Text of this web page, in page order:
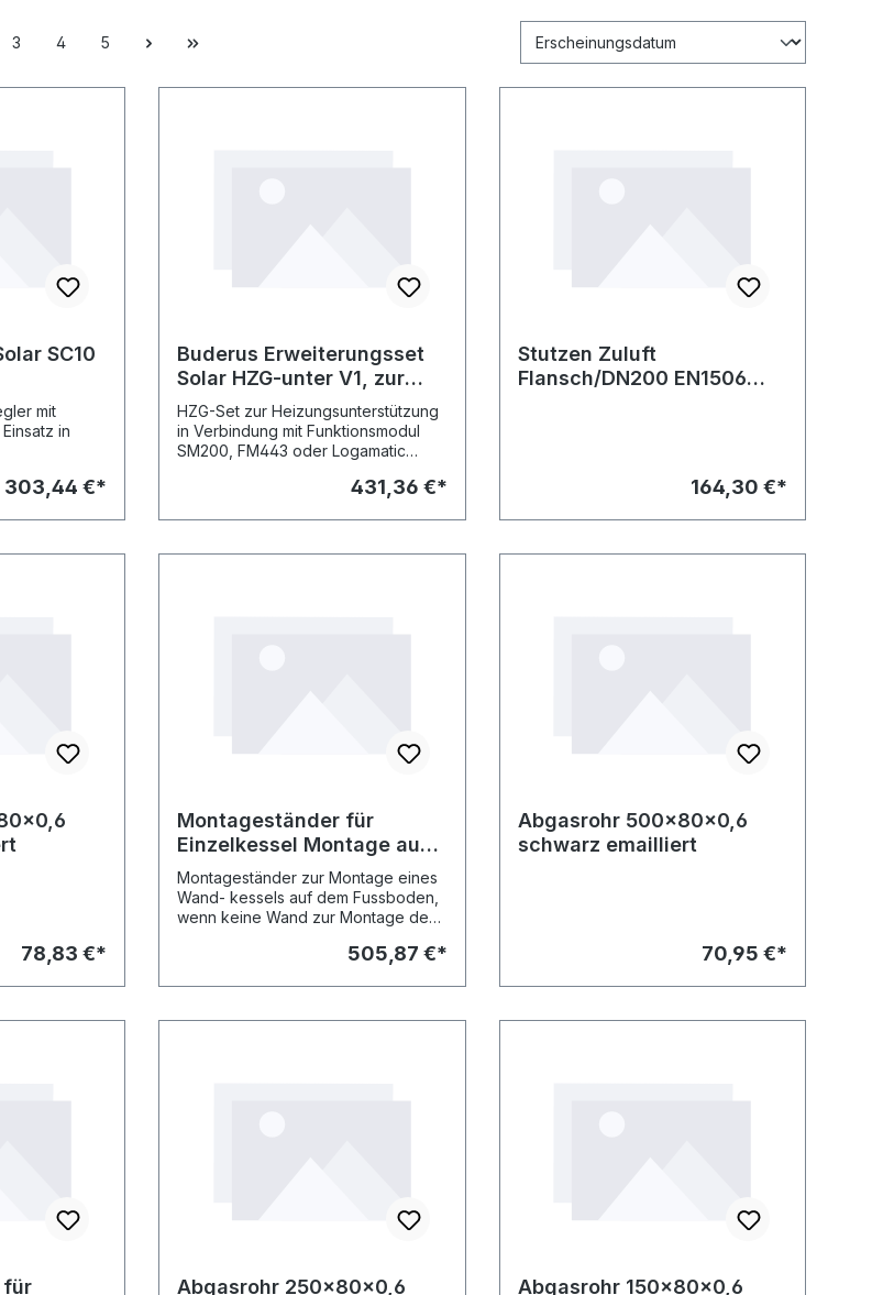
3 4 5
SC10
mit
in
303,44 €*
Buderus Erweiterungsset
Solar HZG-unter V1, zur
Heizungsunterstützung
HZG-Set zur Heizungsunterstützung
in Verbindung mit Funktionsmodul
SM200, FM443 oder Logamatic
Wege-Umschaltven- til 1 Zoll mit
3,1 m Kabel, Wärmeleitpaste,
431,36 €*
Stutzen Zuluft
Flansch/DN200 EN1506
164,30 €*
78,83 €*
Montageständer für
Einzelkessel Montage auf
dem Fußboden
Montageständer zur Montage eines
Wand- kessels auf dem Fussboden,
wenn keine Wand zur Montage des
aus 2 L-Ständern und Querträger,
505,87 €*
Abgasrohr 500x80x0,6
schwarz emailliert
70,95 €*
für Abgasrohr 250x80x0,6 Abgasrohr 150x80x0,6